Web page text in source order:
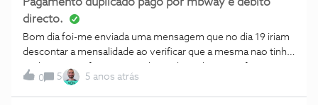
directo.
Bom dia foi-me enviada uma mensagem que no dia 19 iriam
descontar a mensalidade ao verificar que a mesma nao tinha
saido paguei a factura por mbway, hoje dia 20 verifico que
foram.retirar o valor por debeito directo . Como me vao
devolver o valor?
0 5 5 anos atrás